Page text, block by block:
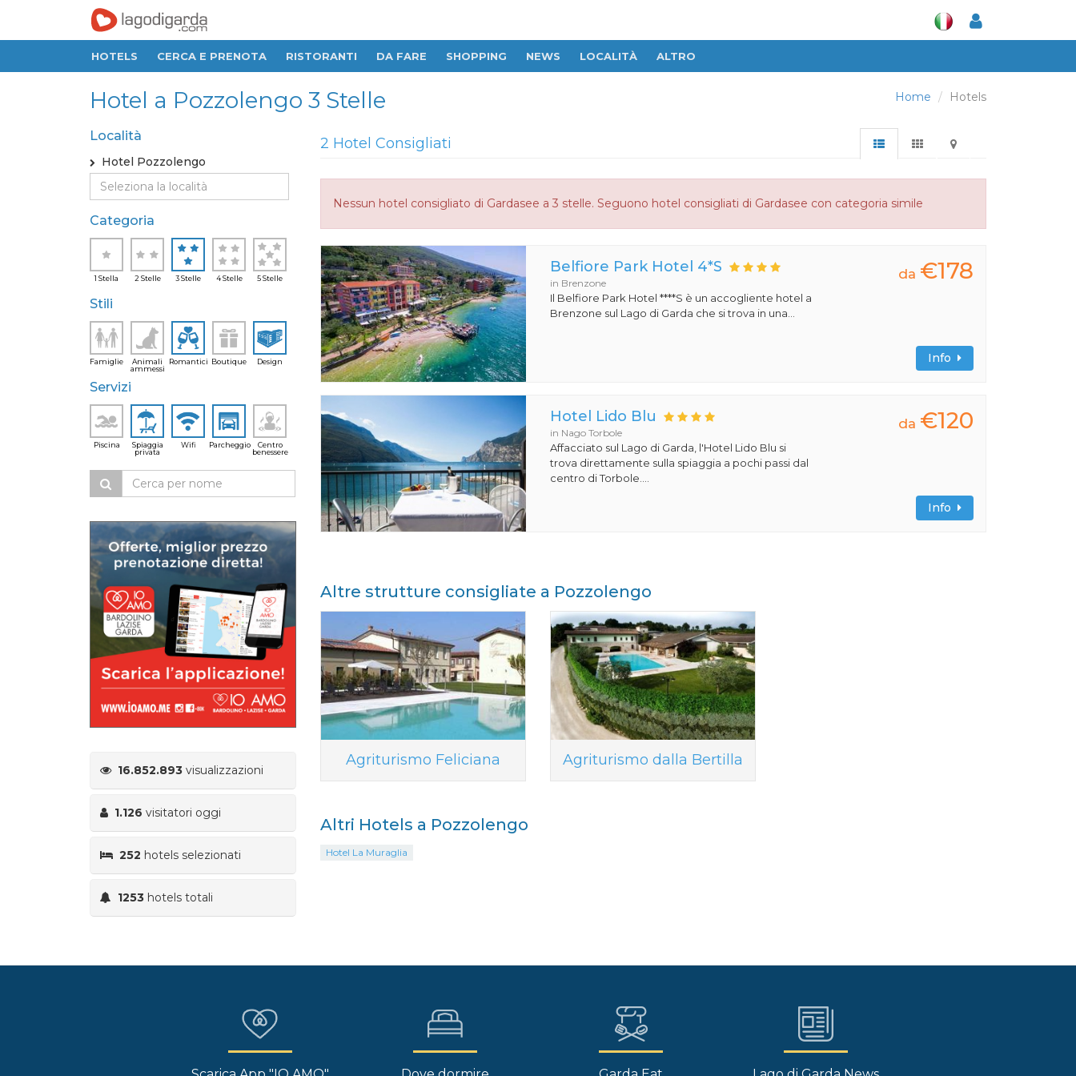
HOTELS CERCA E PRENOTA RISTORANTI DA FARE SHOPPING NEWS LOCALITÀ ALTRO
Home Hotels
Hotel a Pozzolengo 3 Stelle
Località
Hotel Pozzolengo
Categoria
1 Stella 2 Stelle 3 Stelle 4 Stelle 5 Stelle
Stili
Famiglie
Animali
ammessi
Romantici Boutique Design
Servizi
Piscina
Spiaggia
privata
Wifi Parcheggio
Centro
benessere
16.852.893 visualizzazioni
1.126 visitatori oggi
252 hotels selezionati
1253 hotels totali
2 Hotel Consigliati
Nessun hotel consigliato di Gardasee a 3 stelle. Seguono hotel consigliati di Gardasee con categoria simile
Belfiore Park Hotel 4*S
in Brenzone
Il Belfiore Park Hotel ****S è un accogliente hotel a
Brenzone sul Lago di Garda che si trova in una...
da €178
Info
Hotel Lido Blu
in Nago Torbole
Affacciato sul Lago di Garda, l'Hotel Lido Blu si
trova direttamente sulla spiaggia a pochi passi dal
centro di Torbole....
da €120
Info
Altre strutture consigliate a Pozzolengo
Agriturismo Feliciana Agriturismo dalla Bertilla
Altri Hotels a Pozzolengo
Hotel La Muraglia